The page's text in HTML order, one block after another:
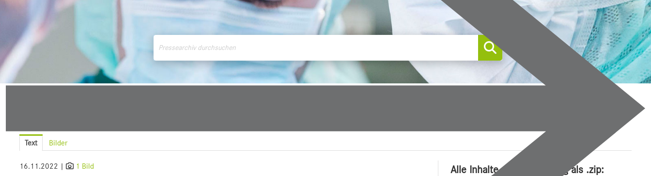
Text Bilder
16.11.2022 | 1 Bild Alle Inhalte dieser Meldung als .zip: